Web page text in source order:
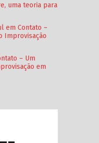
uma teoria para
em Contato –
Improvisação
– Um
em